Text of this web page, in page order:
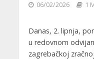
06/02/2026 1
Danas, 2. lipnja,
u redovnom
zagrebačkoj